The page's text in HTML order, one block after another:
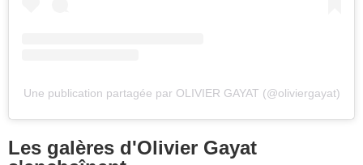
Une publication partagée par OLIVIER GAYAT (@oliviergayat)
Les galères d'Olivier Gayat